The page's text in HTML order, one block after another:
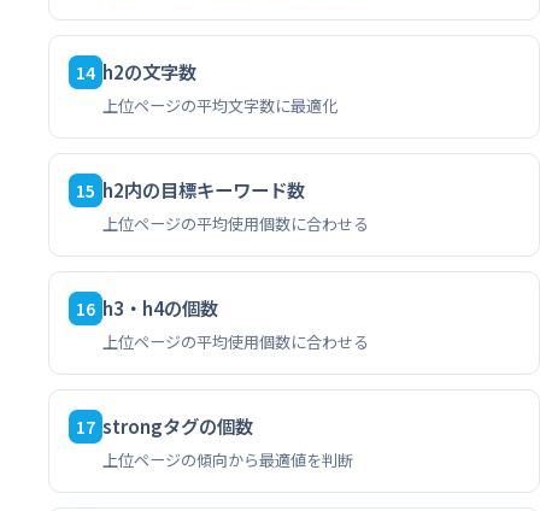
14 h2の文字数
上位ページの平均文字数に最適化
15 h2内の目標キーワード数
上位ページの平均使用個数に合わせる
16 h3・h4の個数
上位ページの平均使用個数に合わせる
17 strongタグの個数
上位ページの傾向から最適値を判断